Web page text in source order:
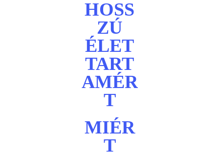
HOSS
ZÚ
ÉLET
TART
AMÉR
T
MIÉR
T